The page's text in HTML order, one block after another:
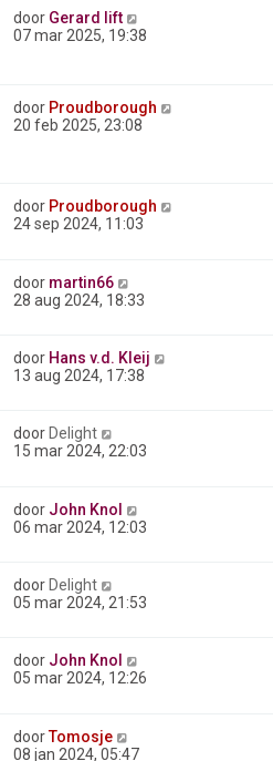
door Gerard lift
07 mar 2025, 19:38
door Proudborough
20 feb 2025, 23:08
door Proudborough
24 sep 2024, 11:03
door martin66
28 aug 2024, 18:33
door Hans v.d. Kleij
13 aug 2024, 17:38
door Delight
15 mar 2024, 22:03
door John Knol
06 mar 2024, 12:03
door Delight
05 mar 2024, 21:53
door John Knol
05 mar 2024, 12:26
doorTomosje
08 jan 2024, 05:47